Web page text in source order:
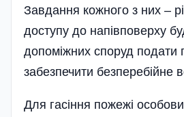
Завдання кожного з них –
доступу до напівповерху
допоміжних споруд подати
забезпечити безперебійне
Для гасіння пожежі